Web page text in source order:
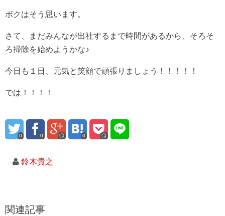
ボクはそう思います。
さて、まだみんなが出社するまで時間があるから、そろそ
ろ掃除を始めようかな♪
今日も１日、元気と笑顔で頑張りましょう！！！！！
では！！！！
0 0 0
鈴木貴之
関連記事